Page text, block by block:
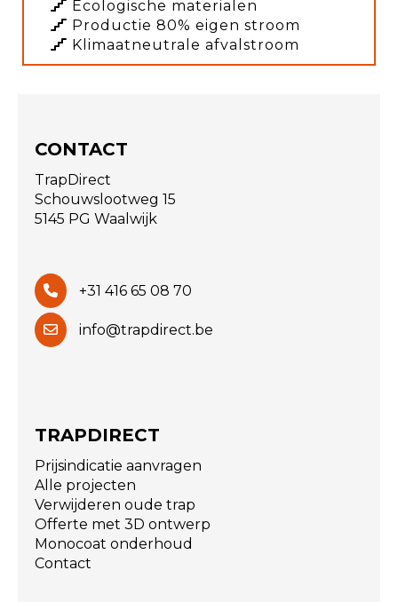
Ecologische materialen
Productie 80% eigen stroom
Klimaatneutrale afvalstroom
CONTACT
TrapDirect
Schouwslootweg 15
5145 PG Waalwijk
+31 416 65 08 70
info@trapdirect.be
TRAPDIRECT
Prijsindicatie aanvragen
Alle projecten
Verwijderen oude trap
Offerte met 3D ontwerp
Monocoat onderhoud
Contact